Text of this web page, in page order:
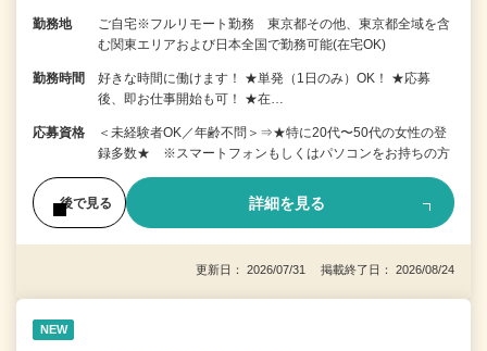
勤務地
ご自宅※フルリモート勤務 東京都その他、東京都全域を含
む関東エリアおよび日本全国で勤務可能(在宅OK)
勤務時間
好きな時間に働けます！ ★単発（1日のみ）OK！ ★応募
後、即お仕事開始も可！ ★在…
応募資格
＜未経験者OK／年齢不問＞⇒★特に20代〜50代の女性の登
録多数★ ※スマートフォンもしくはパソコンをお持ちの方
後で見る 詳細を見る
更新日： 2026/07/31 掲載終了日： 2026/08/24
NEW